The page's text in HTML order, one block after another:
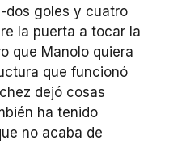
dos goles y cuatro
la puerta a tocar la
que Manolo quiera
que funcionó
dejó cosas
ha tenido
no acaba de